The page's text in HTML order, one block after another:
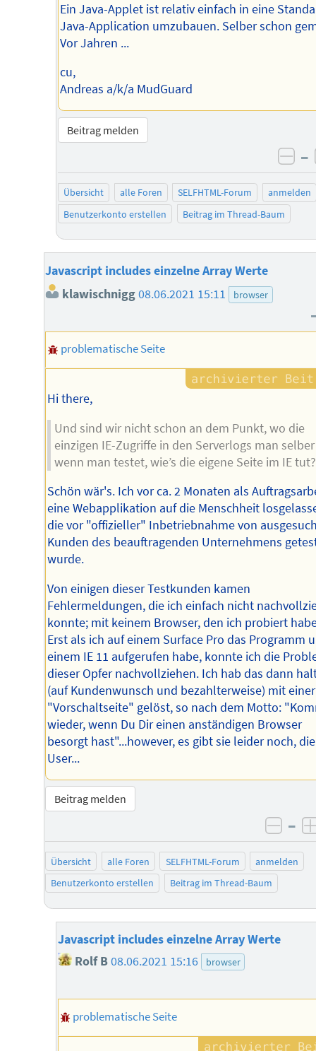
Ein Java-Applet ist relativ einfach in eine
Java-Application umzubauen. Selber schon
Vor Jahren ...
cu,
Andreas a/k/a MudGuard
Beitrag melden
–
Übersicht alle Foren SELFHTML-Forum
anmelden
Benutzerkonto erstellen
Beitrag im Thread-Baum
Javascript includes einzelne Array Werte
klawischnigg08.06.2021 15:11 browser
problematische Seite
Hi there,
Und sind wir nicht schon an dem Punkt, wo die
einzigen IE-Zugriffe in den Serverlogs man
wenn man testet, wie’s die eigene Seite im IE tut?
Schön wär's. Ich vor ca. 2 Monaten als
eine Webapplikation auf die Menschheit
die vor "offizieller" Inbetriebnahme von
Kunden des beauftragenden Unternehmens
wurde.
Von einigen dieser Testkunden kamen
Fehlermeldungen, die ich einfach nicht
konnte; mit keinem Browser, den ich probiert
Erst als ich auf einem Surface Pro das Programm
einem IE 11 aufgerufen habe, konnte ich die
dieser Opfer nachvollziehen. Ich hab das dann
(auf Kundenwunsch und bezahlterweise) mit einer
"Vorschaltseite" gelöst, so nach dem Motto:
wieder, wenn Du Dir einen anständigen Browser
besorgt hast"...however, es gibt sie leider noch,
User...
Beitrag melden
–
Übersicht alle Foren SELFHTML-Forum
anmelden
Benutzerkonto erstellen
Beitrag im Thread-Baum
Javascript includes einzelne Array Werte
Rolf B08.06.2021 15:16 browser
problematische Seite